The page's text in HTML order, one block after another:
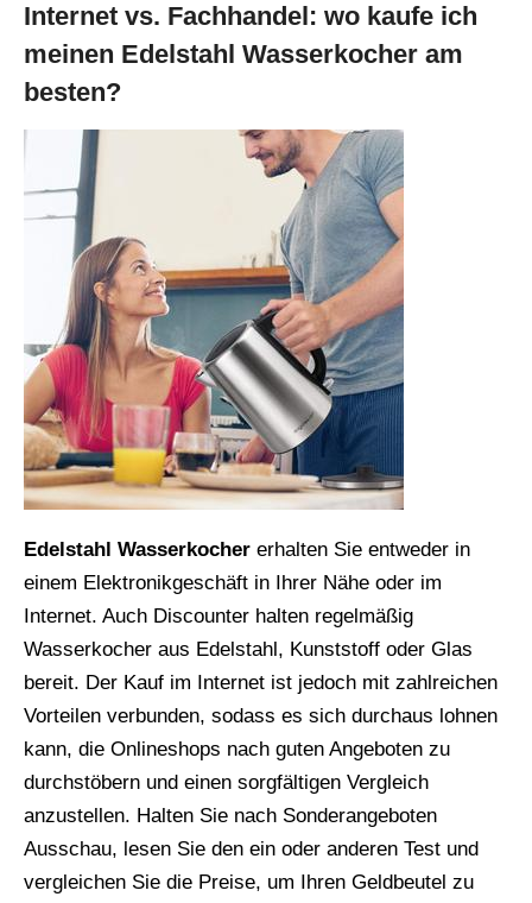
Internet vs. Fachhandel: wo kaufe ich
meinen Edelstahl Wasserkocher am
besten?
Edelstahl Wasserkocher erhalten Sie entweder in
einem Elektronikgeschäft in Ihrer Nähe oder im
Internet. Auch Discounter halten regelmäßig
Wasserkocher aus Edelstahl, Kunststoff oder Glas
bereit. Der Kauf im Internet ist jedoch mit zahlreichen
Vorteilen verbunden, sodass es sich durchaus lohnen
kann, die Onlineshops nach guten Angeboten zu
durchstöbern und einen sorgfältigen Vergleich
anzustellen. Halten Sie nach Sonderangeboten
Ausschau, lesen Sie den ein oder anderen Test und
vergleichen Sie die Preise, um Ihren Geldbeutel zu